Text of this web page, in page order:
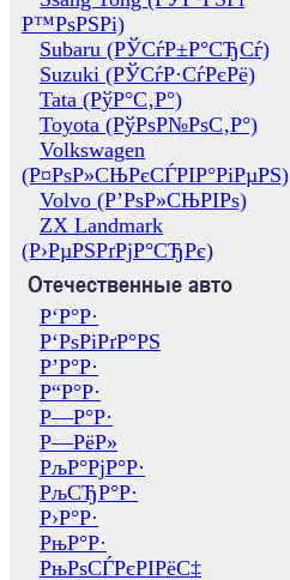
Р™РѕРЅРі)
Subaru (РЎСѓР±Р°СЂСѓ)
Suzuki (РЎСѓР·СѓРєРё)
Tata (РўР°С‚Р°)
Toyota (РўРѕР№РѕС‚Р°)
Volkswagen
(Р¤РѕР»СЊРєСЃРІР°РіРµРЅ)
Volvo (Р’РѕР»СЊРІРѕ)
ZX Landmark
(Р›РµРЅРґРјР°СЂРє)
Отечественные авто
Р‘Р°Р·
Р‘РѕРіРґР°РЅ
Р’Р°Р·
Р“Р°Р·
Р—Р°Р·
Р—РёР»
РљР°РјР°Р·
РљСЂР°Р·
Р›Р°Р·
РњР°Р·
РњРѕСЃРєРІРёС‡